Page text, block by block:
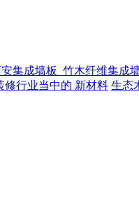
集成墙板_竹木纤维集成
修行业当中的 新材料 生态